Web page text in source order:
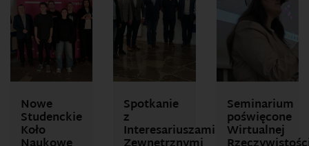
Nowe
Studenckie
Koło
Spotkanie
z
Interesariuszami
Seminarium
poświęcone
Wirtualnej